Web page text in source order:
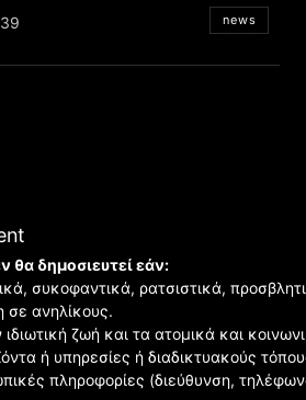
news
θα δημοσιευτεί εάν:
συκοφαντικά, ρατσιστικά,
σε ανηλίκους.
ιδιωτική ζωή και τα ατομικά και
ή υπηρεσίες ή διαδικτυακούς
πληροφορίες (διεύθυνση,